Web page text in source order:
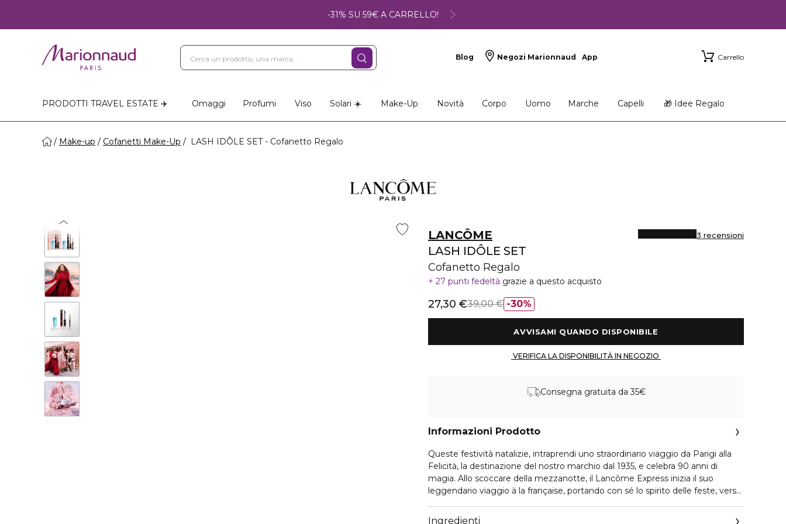
-31% SU 59€ A CARRELLO!
Blog Negozi Marionnaud App Carrello
PRODOTTI TRAVEL ESTATE ✈️ Omaggi Profumi Viso Solari ☀️ Make-Up Novità Corpo Uomo Marche Capelli 🎁 Idee Regalo
Make-up Cofanetti Make-Up LASH IDÔLE SET - Cofanetto Regalo
LANCÔME
LASH IDÔLE SET
Cofanetto Regalo
3 recensioni
27 punti fedeltà grazie a questo acquisto
30%
27,30 €39,00 €
Consegna gratuita da 35€
Informazioni Prodotto
Queste festività natalizie, intraprendi uno straordinario viaggio da Parigi alla
Felicità, la destinazione del nostro marchio dal 1935, e celebra 90 anni di
magia. Allo scoccare della mezzanotte, il Lancôme Express inizia il suo
leggendario viaggio à la française, portando con sé lo spirito delle feste, verso
meraviglie, che celebra il viaggio più indimenticabile dell'anno. Lancôme svela
Ingredienti